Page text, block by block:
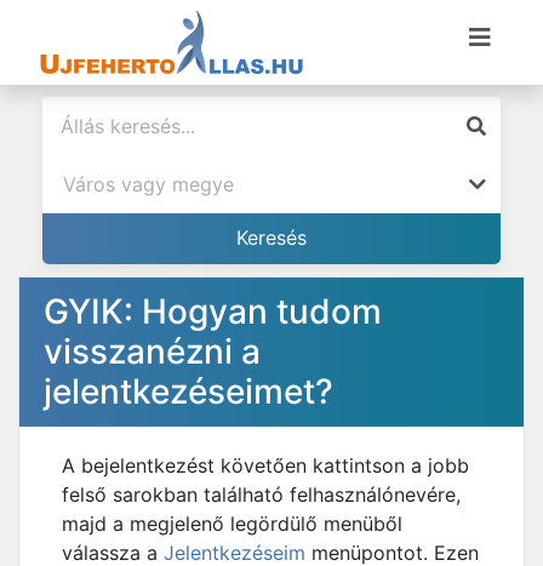
GYIK: Hogyan tudom
visszanézni a
jelentkezéseimet?
A bejelentkezést követően kattintson a jobb
felső sarokban található felhasználónevére,
majd a megjelenő legördülő menüből
válassza a Jelentkezéseim menüpontot. Ezen